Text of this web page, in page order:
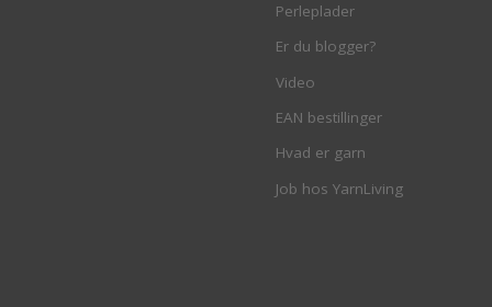
Perleplader
Er du blogger?
Video
EAN bestillinger
Hvad er garn
Job hos YarnLiving